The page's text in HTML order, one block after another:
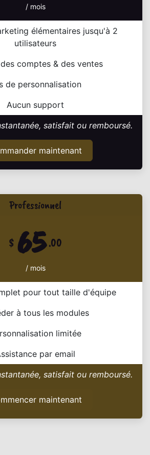
/ mois
élémentaires jusqu'à 2
utilisateurs
comptes & des ventes
de personnalisation
Aucun support
satisfait ou remboursé.
maintenant
Professionnel
$ 65 .00
/ mois
pour tout taille d'équipe
à tous les modules
limitée
par email
satisfait ou remboursé.
maintenant